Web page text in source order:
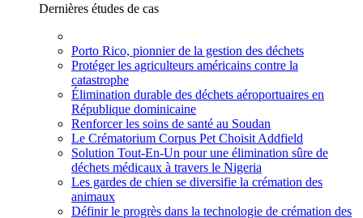
Dernières études de cas
Porto Rico, pionnier de la gestion des déchets
Protéger les agriculteurs américains contre la
catastrophe
Élimination durable des déchets aéroportuaires en
République dominicaine
Renforcer les soins de santé au Soudan
Le Crématorium Corpus Pet Choisit Addfield
Solution Tout-En-Un pour une élimination sûre de
déchets médicaux à travers le Nigeria
Les gardes de chien se diversifie la crémation des
animaux
Définir le progrès dans la technologie de crémation des